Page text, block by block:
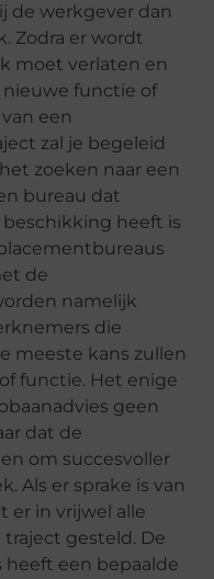
de werkgever dan
Zodra er wordt
moet verlaten en
nieuwe functie of
een
zal je begeleid
zoeken naar een
bureau dat
heeft is
de
namelijk
die
meeste kans zullen
functie. Het enige
geen
dat de
om succesvoller
Als er sprake is van
er in vrijwel alle
gesteld. De
een bepaalde